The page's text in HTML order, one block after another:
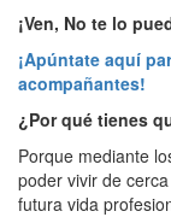
¡Ven, No te lo
¡Apúntate aquí
acompañantes!
¿Por qué tienes
Porque mediante
poder vivir de
futura vida